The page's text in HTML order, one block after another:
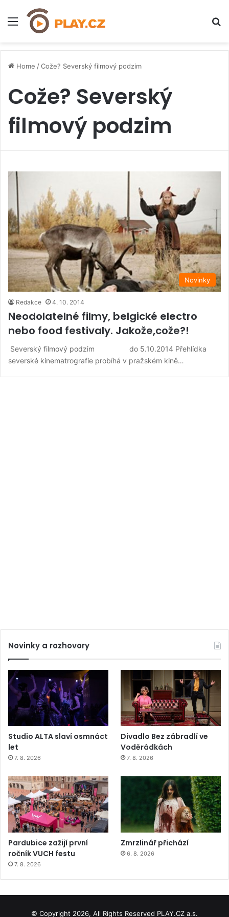
Menu
Home /Cože? Severský filmový podzim
Cože? Severský
filmový podzim
Novinky
Redakce 4. 10. 2014
Neodolatelné filmy, belgické electro
nebo food festivaly. Jakože,cože?!
Severský filmový podzim do 5.10.2014 Přehlídka
severské kinematrografie probíhá v pražském kině…
Novinky a rozhovory
Studio ALTA slaví osmnáct
let
7. 8. 2026
Divadlo Bez zábradlí ve
Voděrádkách
7. 8. 2026
Pardubice zažijí první
ročník VUCH festu
7. 8. 2026
Zmrzlinář přichází
6. 8. 2026
© Copyright 2026, All Rights Reserved PLAY.CZ a.s.